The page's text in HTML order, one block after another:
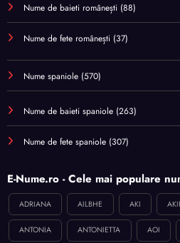
Nume de baieti românești (88)
Nume de fete românești (37)
Nume spaniole (570)
Nume de baieti spaniole (263)
Nume de fete spaniole (307)
E-Nume.ro - Cele mai populare
ADRIANA AILBHE AKI
ANTONIA ANTONIETTA AOI